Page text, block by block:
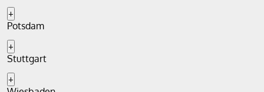
+
Potsdam
+
Stuttgart
+